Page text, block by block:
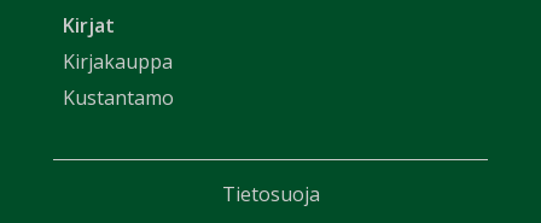
Kirjat
Kirjakauppa
Kustantamo
Tietosuoja